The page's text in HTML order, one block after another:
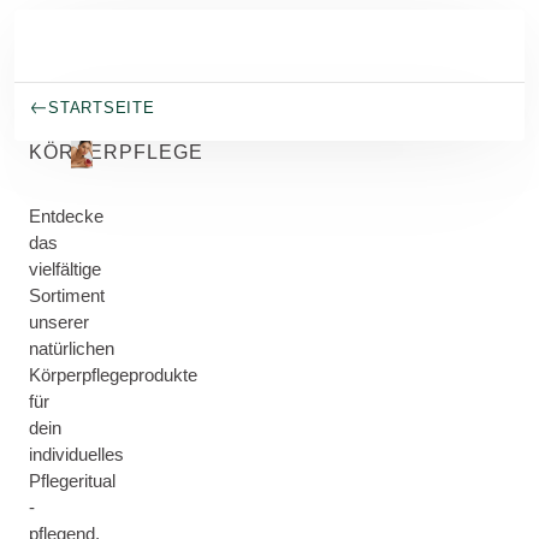
STARTSEITE
KÖRPERPFLEGE
Entdecke
das
vielfältige
Sortiment
unserer
natürlichen
Körperpflegeprodukte
für
dein
individuelles
Pflegeritual
-
pflegend,